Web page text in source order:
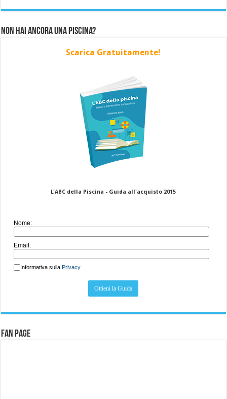
Non hai ancora una piscina?
Scarica Gratuitamente!
L'ABC della Piscina - Guida all'acquisto 2015
Nome:
Email:
Informativa sulla Privacy
Fan Page